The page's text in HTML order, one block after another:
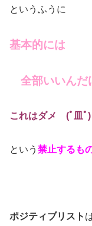
というふうに
基本的には
全部いいんだ
これはダメ (ﾟ皿ﾟ)
という 禁止するも
ポジティブリスト